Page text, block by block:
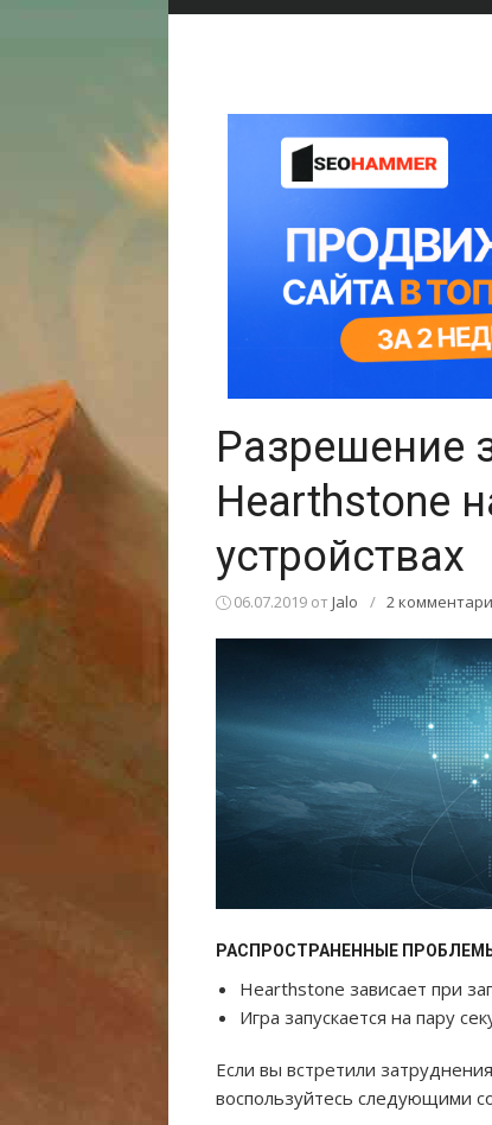
Разрешение
Hearthstone
устройствах
06.07.2019 от Jalo / 2
РАСПРОСТРАНЕННЫЕ
Hearthstone зависает при
Игра запускается на пару
Если вы встретили
воспользуйтесь следующими